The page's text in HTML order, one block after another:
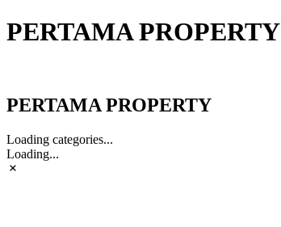
PERTAMA PROPERTY
PERTAMA PROPERTY
Loading categories...
Loading...